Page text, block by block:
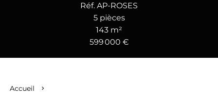
Réf. AP-ROSES
5 pièces
143 m²
599 000 €
Accueil